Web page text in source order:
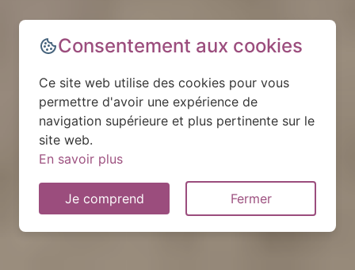
Consentement aux cookies
Ce site web utilise des cookies pour vous
permettre d'avoir une expérience de
navigation supérieure et plus pertinente sur le
site web.
En savoir plus
Je comprend Fermer